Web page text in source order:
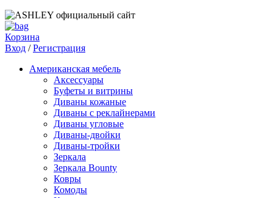
Корзина
Вход /Регистрация
Американская мебель
Аксессуары
Буфеты и витрины
Диваны кожаные
Диваны с реклайнерами
Диваны угловые
Диваны-двойки
Диваны-тройки
Зеркала
Зеркала Bounty
Ковры
Комоды